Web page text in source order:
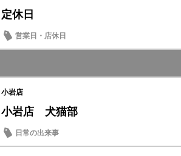
定休日
営業日・店休日
小岩店
小岩店 犬猫部
日常の出来事